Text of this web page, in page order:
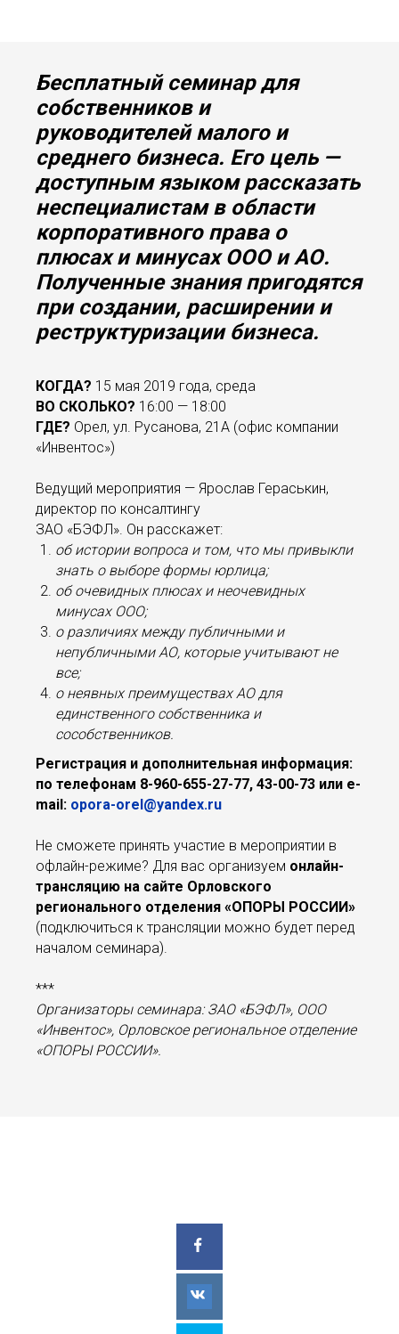
Бесплатный семинар для
собственников и
руководителей малого и
среднего бизнеса. Его цель —
доступным языком рассказать
неспециалистам в области
корпоративного права о
плюсах и минусах ООО и АО.
Полученные знания пригодятся
при создании, расширении и
реструктуризации бизнеса.
КОГДА? 15 мая 2019 года, среда
ВО СКОЛЬКО? 16:00 — 18:00
ГДЕ? Орел, ул. Русанова, 21А (офис компании
«Инвентос»)
Ведущий мероприятия — Ярослав Гераськин,
директор по консалтингу
ЗАО «БЭФЛ». Он расскажет:
об истории вопроса и том, что мы привыкли
знать о выборе формы юрлица;
об очевидных плюсах и неочевидных
минусах ООО;
о различиях между публичными и
непубличными АО, которые учитывают не
все;
о неявных преимуществах АО для
единственного собственника и
сособственников.
Регистрация и дополнительная информация:
по телефонам 8-960-655-27-77, 43-00-73 или е-
mail: opora-orel@yandex.ru
Не сможете принять участие в мероприятии в
офлайн-режиме? Для вас организуем онлайн-
трансляцию на сайте Орловского
регионального отделения «ОПОРЫ РОССИИ»
(подключиться к трансляции можно будет перед
началом семинара).
***
Организаторы семинара: ЗАО «БЭФЛ», ООО
«Инвентос», Орловское региональное отделение
«ОПОРЫ РОССИИ».